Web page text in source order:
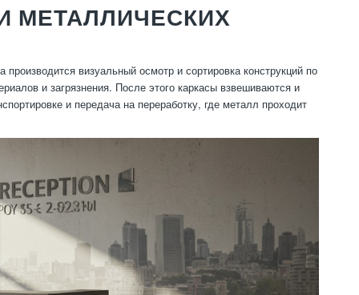
МЕТАЛЛИЧЕСКИХ
визуальный осмотр и сортировка конструкций по
и загрязнения. После этого каркасы взвешиваются и
и передача на переработку, где металл проходит